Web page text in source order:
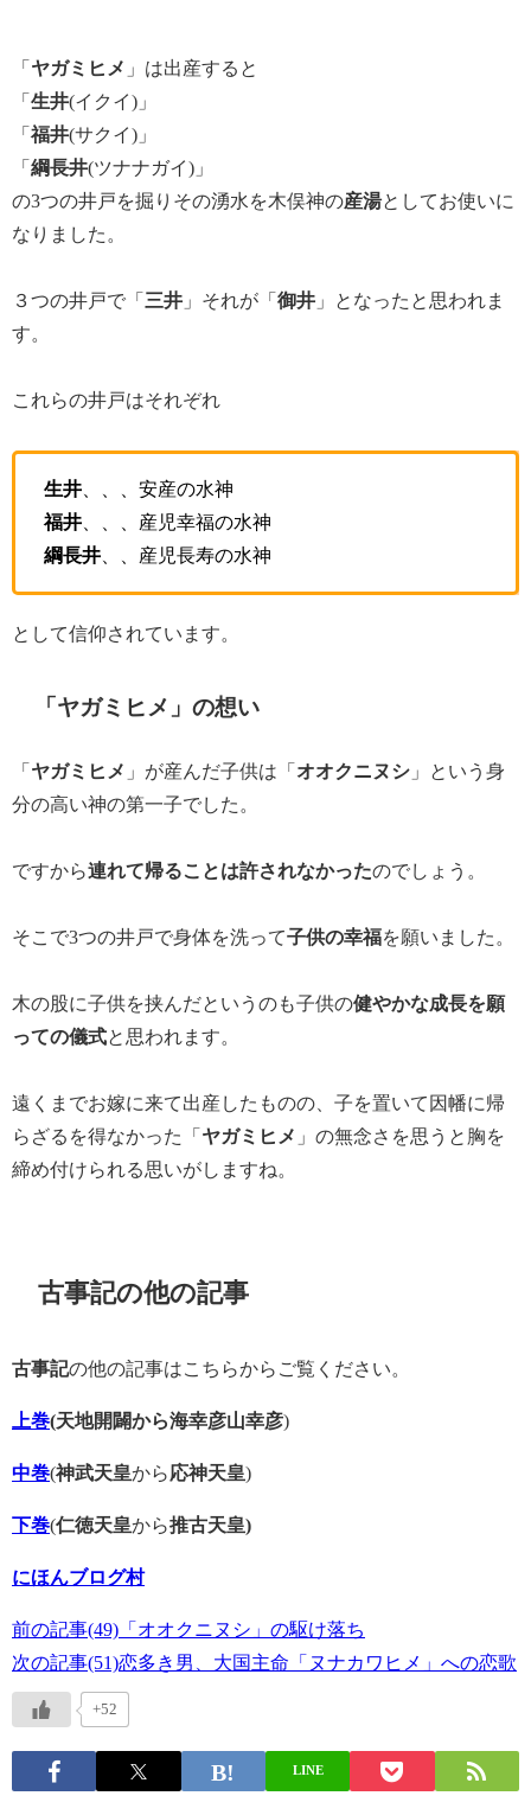
「 ヤガミヒメ 」は出産すると
「 生井(イクイ)」
「 福井(サクイ)」
「 綱長井(ツナナガイ)」
の3つの井戸を掘りその湧水を木俣神の産湯としてお使いに
なりました。
３つの井戸で「 三井 」それが「 御井 」となったと思われま
す。
これらの井戸はそれぞれ
生井 、、、安産の水神
福井 、、、産児幸福の水神
綱長井 、、産児長寿の水神
として信仰されています。
「ヤガミヒメ」の想い
「 ヤガミヒメ 」が産んだ子供は「 オオクニヌシ 」という身
分の高い神の第一子でした。
ですから連れて帰ることは許されなかったのでしょう。
そこで3つの井戸で身体を洗って子供の幸福を願いました。
木の股に子供を挟んだというのも子供の健やかな成長を願
っての儀式と思われます。
遠くまでお嫁に来て出産したものの、子を置いて因幡に帰
らざるを得なかった「 ヤガミヒメ 」の無念さを思うと胸を
締め付けられる思いがしますね。
古事記の他の記事
古事記の他の記事はこちらからご覧ください。
上巻(天地開闢から海幸彦山幸彦)
中巻(神武天皇から応神天皇)
下巻(仁徳天皇から推古天皇)
にほんブログ村
前の記事(49)「オオクニヌシ」の駆け落ち
次の記事(51)恋多き男、大国主命「ヌナカワヒメ」への恋歌
+52
LINE